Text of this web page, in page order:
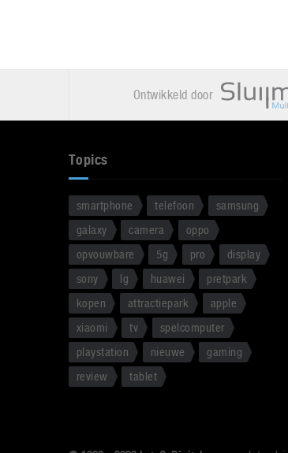
Ontwikkeld door
Topics
smartphone telefoon
samsung
galaxy
camera
oppo
opvouwbare
5g pro
display
sony
lg huawei
pretpark
kopen
attractiepark
apple
xiaomi
tv
spelcomputer
playstation
nieuwe
gaming
review
tablet